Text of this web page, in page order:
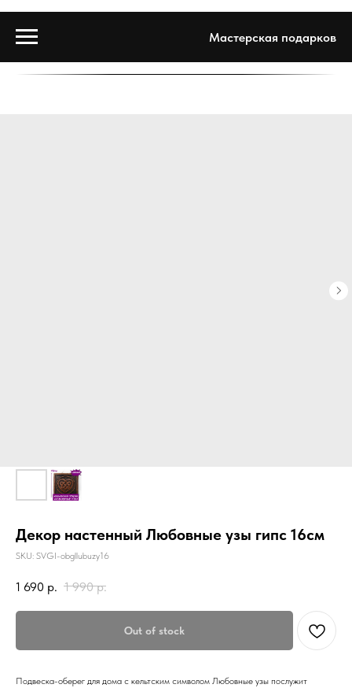
Мастерская подарков
Декор настенный Любовные узы гипс 16см
SKU: SVGI-obgllubuzy16
1 690 р. 1 990 р.
Out of stock
Подвеска-оберег для дома с кельтским символом Любовные узы послужит